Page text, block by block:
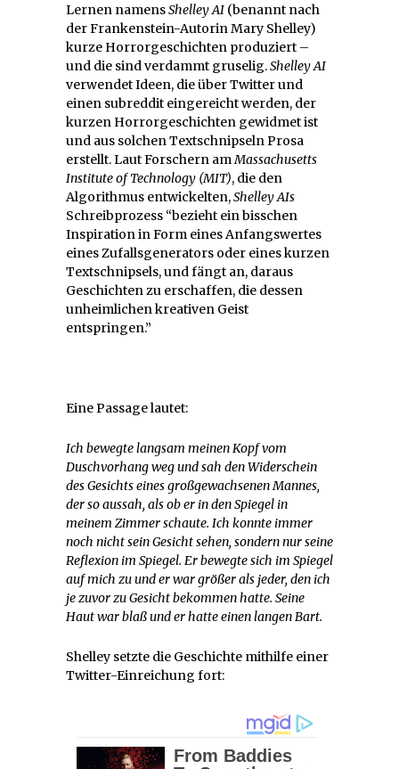
Lernen namensShelley AI (benannt nach
der Frankenstein-Autorin Mary Shelley)
kurze Horrorgeschichten produziert –
und die sind verdammt gruselig.Shelley AI
verwendet Ideen, die über Twitter und
einen subreddit eingereicht werden, der
kurzen Horrorgeschichten gewidmet ist
und aus solchen Textschnipseln Prosa
erstellt. Laut Forschern amMassachusetts
Institute of Technology (MIT), die den
Algorithmus entwickelten,Shelley AIs
Schreibprozess “bezieht ein bisschen
Inspiration in Form eines Anfangswertes
eines Zufallsgenerators oder eines kurzen
Textschnipsels, und fängt an, daraus
Geschichten zu erschaffen, die dessen
unheimlichen kreativen Geist
entspringen.”
Eine Passage lautet:
Ich bewegte langsam meinen Kopf vom
Duschvorhang weg und sah den Widerschein
des Gesichts eines großgewachsenen Mannes,
der so aussah, als ob er in den Spiegel in
meinem Zimmer schaute. Ich konnte immer
noch nicht sein Gesicht sehen, sondern nur seine
Reflexion im Spiegel. Er bewegte sich im Spiegel
auf mich zu und er war größer als jeder, den ich
je zuvor zu Gesicht bekommen hatte. Seine
Haut war blaß und er hatte einen langen Bart.
Shelley setzte die Geschichte mithilfe einer
Twitter-Einreichung fort: